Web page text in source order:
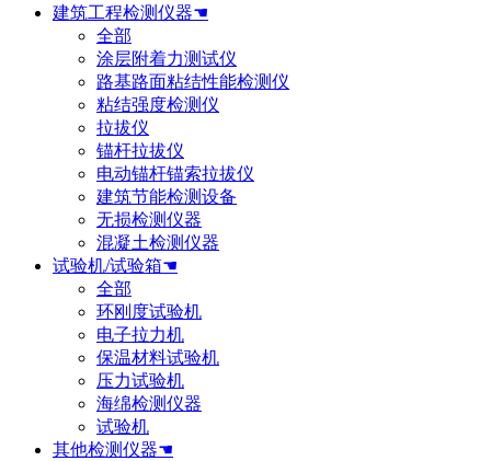
建筑工程检测仪器☚
全部
涂层附着力测试仪
路基路面粘结性能检测仪
粘结强度检测仪
拉拔仪
锚杆拉拔仪
电动锚杆锚索拉拔仪
建筑节能检测设备
无损检测仪器
混凝土检测仪器
试验机/试验箱☚
全部
环刚度试验机
电子拉力机
保温材料试验机
压力试验机
海绵检测仪器
试验机
其他检测仪器☚